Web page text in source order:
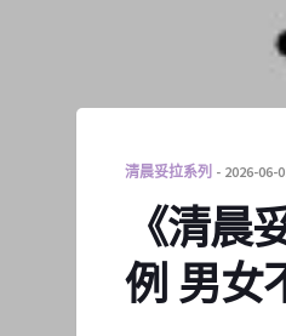
清晨妥拉系列 2026-06-
《清晨
例 男女